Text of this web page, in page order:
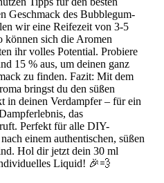
Geschmack des Bubblegum-
wir eine Reifezeit von 3-5
können sich die Aromen
ihr volles Potential. Probiere
15 % aus, um deinen ganz
zu finden. Fazit: Mit dem
bringst du den süßen
in deinen Verdampfer – für ein
das
Perfekt für alle DIY-
einem authentischen, süßen
Hol dir jetzt dein 30 ml
Liquid! 🎉💨